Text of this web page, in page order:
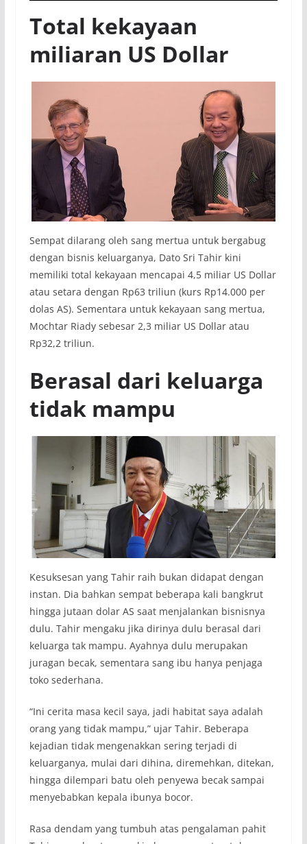
Total kekayaan
miliaran US Dollar
Sempat dilarang oleh sang mertua untuk bergabug
dengan bisnis keluarganya, Dato Sri Tahir kini
memiliki total kekayaan mencapai 4,5 miliar US Dollar
atau setara dengan Rp63 triliun (kurs Rp14.000 per
dolas AS). Sementara untuk kekayaan sang mertua,
Mochtar Riady sebesar 2,3 miliar US Dollar atau
Rp32,2 triliun.
Berasal dari keluarga
tidak mampu
Kesuksesan yang Tahir raih bukan didapat dengan
instan. Dia bahkan sempat beberapa kali bangkrut
hingga jutaan dolar AS saat menjalankan bisnisnya
dulu. Tahir mengaku jika dirinya dulu berasal dari
keluarga tak mampu. Ayahnya dulu merupakan
juragan becak, sementara sang ibu hanya penjaga
toko sederhana.
“Ini cerita masa kecil saya, jadi habitat saya adalah
orang yang tidak mampu,” ujar Tahir. Beberapa
kejadian tidak mengenakkan sering terjadi di
keluarganya, mulai dari dihina, diremehkan, ditekan,
hingga dilempari batu oleh penyewa becak sampai
menyebabkan kepala ibunya bocor.
Rasa dendam yang tumbuh atas pengalaman pahit